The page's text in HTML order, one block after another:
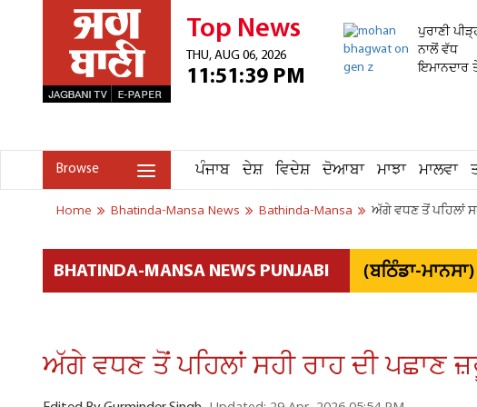
Top News
THU, AUG 06, 2026
11:51:39 PM
ਪੁਰਾਣੀ
ਨਾਲੋਂ ਵੱਧ
ਇਮਾਨਦਾਰ
Browse ਪੰਜਾਬ ਦੇਸ਼ ਵਿਦੇਸ਼ ਦੋਆਬਾ ਮਾਝਾ ਮਾਲਵਾ
Home Bhatinda-Mansa News Bathinda-Mansa ਅੱਗੇ ਵਧਣ ਤੋਂ ਪਹਿਲਾਂ
BHATINDA-MANSA NEWS PUNJABI (ਬਠਿੰਡਾ-ਮਾਨਸਾ)
ਅੱਗੇ ਵਧਣ ਤੋਂ ਪਹਿਲਾਂ ਸਹੀ ਰਾਹ ਦੀ ਪਛਾਣ